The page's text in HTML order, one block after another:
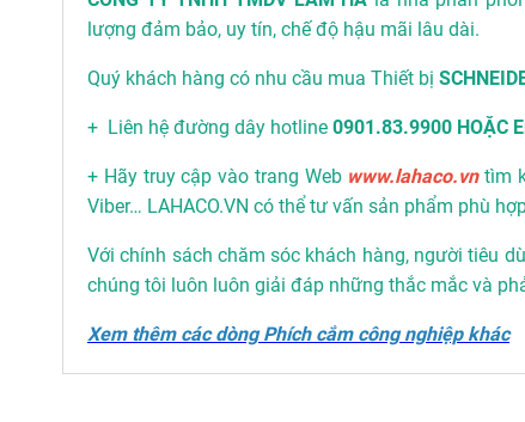
lượng đảm bảo, uy tín, chế độ hậu mãi lâu dài.
Quý khách hàng có nhu cầu mua Thiết bị
+ Liên hệ đường dây hotline 0901.83.9900 HOẶC
+ Hãy truy cập vào trang Web www.lahaco.vntìm
Viber… LAHACO.VN có thể tư vấn sản phẩm phù
Với chính sách chăm sóc khách hàng, người tiêu
chúng tôi luôn luôn giải đáp những thắc mắc và
Xem thêm các dòng Phích cắm công nghiệp khác